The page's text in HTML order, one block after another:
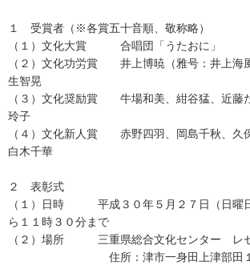
１ 受賞者（※各賞五十音順、敬称略）
（１）文化大賞 合唱団「うたおに」
（２）文化功労賞 井上博暁（雅号：井上海
生智晃
（３）文化奨励賞 牛場和美、紺谷猛、近藤
玲子
（４）文化新人賞 赤野四羽、岡島千秋、久
白木千華
２ 表彰式
（１）日時 平成３０年５月２７日（日曜
ら１１時３０分まで
（２）場所 三重県総合文化センター レセ
住所：津市一身田上津部田１